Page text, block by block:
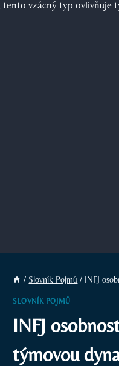
/ Slovník Pojmů / INFJ
SLOVNÍK POJMŮ
INFJ
týmovou